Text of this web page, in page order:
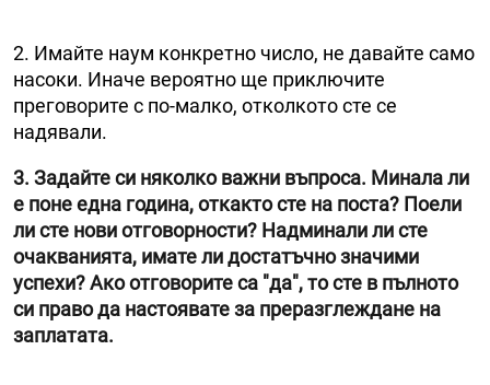
2. Имайте наум конкретно число, не давайте само
насоки. Иначе вероятно ще приключите
преговорите с по-малко, отколкото сте се
надявали.
3. Задайте си няколко важни въпроса. Минала ли
е поне една година, откакто сте на поста? Поели
ли сте нови отговорности? Надминали ли сте
очакванията, имате ли достатъчно значими
успехи? Ако отговорите са "да", то сте в пълното
си право да настоявате за преразглеждане на
заплатата.